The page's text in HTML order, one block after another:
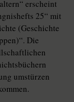
erscheint
25“ mit
(Geschichte
Die
umstürzen